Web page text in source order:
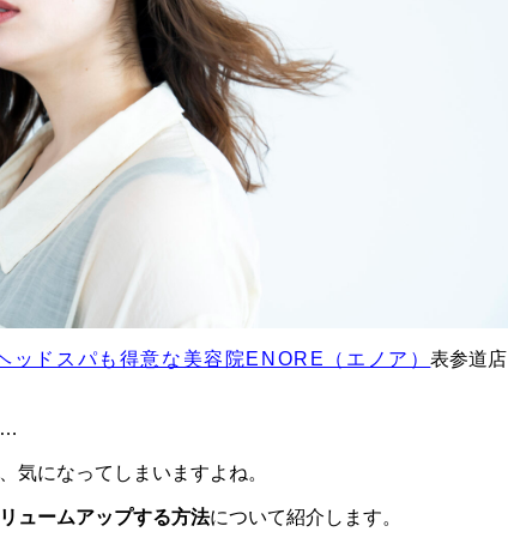
ッドスパも得意な美容院ENORE（エノア）表参道店
…
気になってしまいますよね。
ュームアップする方法について紹介します。